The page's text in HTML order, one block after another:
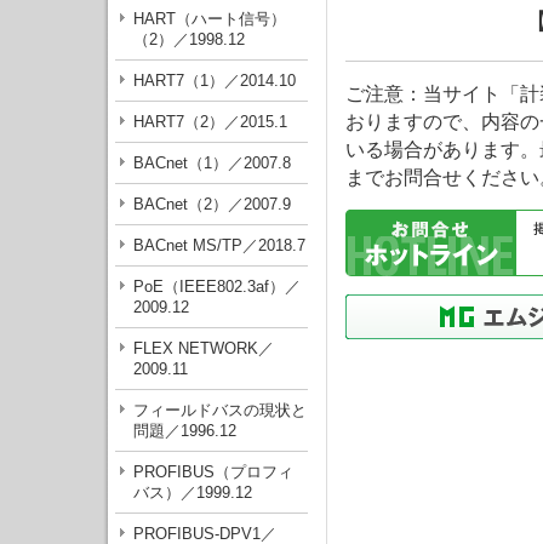
HART（ハート信号）
（2）／1998.12
HART7（1）／2014.10
HART7（2）／2015.1
BACnet（1）／2007.8
BACnet（2）／2007.9
BACnet MS/TP／2018.7
PoE（IEEE802.3af）／
2009.12
FLEX NETWORK／
2009.11
フィールドバスの現状と
問題／1996.12
PROFIBUS（プロフィ
バス）／1999.12
PROFIBUS-DPV1／
ご注意：当サイト「
おりますので、内容
いる場合があります
までお問合せくださ